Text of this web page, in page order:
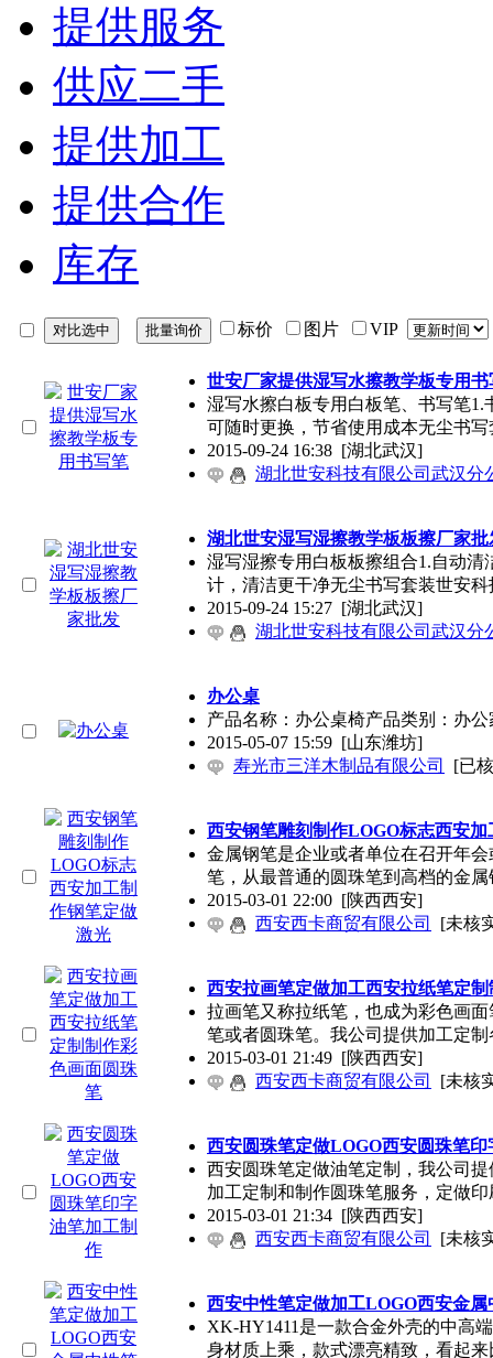
提供服务
供应二手
提供加工
提供合作
库存
标价 图片 VIP
世安厂家提供湿写水擦教学板专用书
湿写水擦白板专用白板笔、书写笔
可随时更换，节省使用成本无尘书写
2015-09-24 16:38 [湖北武汉]
湖北世安科技有限公司武汉分
湖北世安湿写湿擦教学板板擦厂家批
湿写湿擦专用白板板擦组合1.自动
计，清洁更干净无尘书写套装世安科
2015-09-24 15:27 [湖北武汉]
湖北世安科技有限公司武汉分
办公桌
产品名称：办公桌椅产品类别：办
2015-05-07 15:59 [山东潍坊]
寿光市三洋木制品有限公司
[已
西安钢笔雕刻制作LOGO标志西安
金属钢笔是企业或者单位在召开年
笔，从最普通的圆珠笔到高档的金属
2015-03-01 22:00 [陕西西安]
西安西卡商贸有限公司
[未核
西安拉画笔定做加工西安拉纸笔定
拉画笔又称拉纸笔，也成为彩色画
笔或者圆珠笔。我公司提供加工定制
2015-03-01 21:49 [陕西西安]
西安西卡商贸有限公司
[未核
西安圆珠笔定做LOGO西安圆珠笔印
西安圆珠笔定做油笔定制，我公司
加工定制和制作圆珠笔服务，定做印
2015-03-01 21:34 [陕西西安]
西安西卡商贸有限公司
[未核
西安中性笔定做加工LOGO西安金
XK-HY1411是一款合金外壳的中高
身材质上乘，款式漂亮精致，看起来